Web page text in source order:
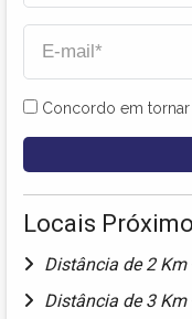
Concordo em
Locais
Distância de 2 Km
Distância de 3 Km